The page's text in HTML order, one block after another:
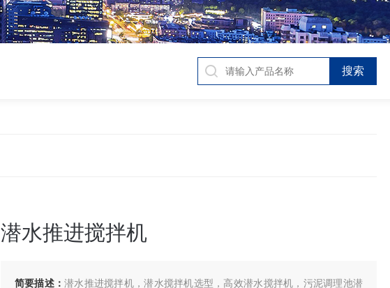
潜水推进搅拌机
简要描述：潜水推进搅拌机，潜水搅拌机选型，高效潜水搅拌机，污泥调理池潜